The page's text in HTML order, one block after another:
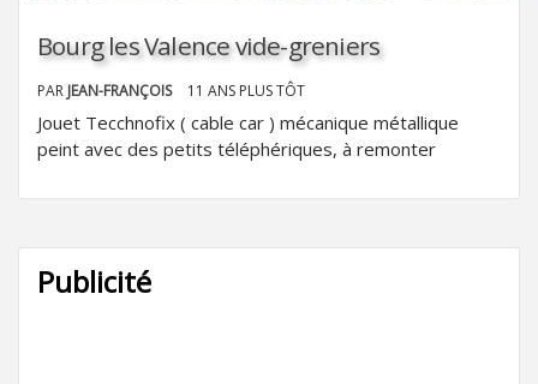
Bourg les Valence vide-greniers
PAR JEAN-FRANÇOIS 11 ANS PLUS TÔT
Jouet Tecchnofix ( cable car ) mécanique métallique
peint avec des petits téléphériques, à remonter
Publicité